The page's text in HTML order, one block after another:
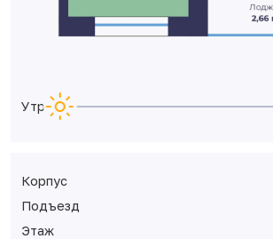
Утро
Корпус
Подъезд
Этаж